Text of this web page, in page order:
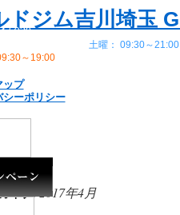
・650ヵ所以上・300万人のメンバー
ドジム吉川埼玉
5930
土曜： 09:30～21:00
～19:00
ップ
シーポリシー
イブ:2017年4月